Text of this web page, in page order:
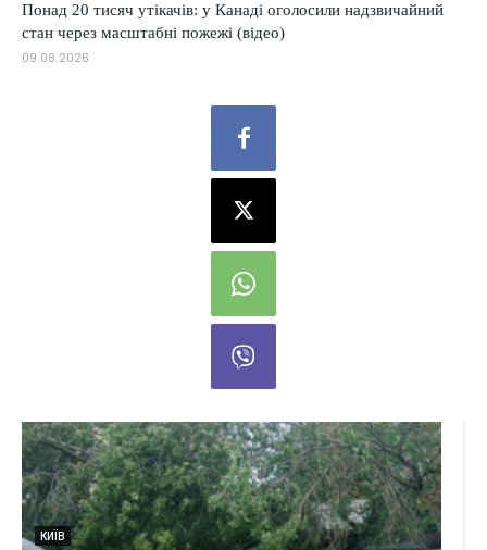
КИЇВ
Понад 20 тисяч утікачів: у Канаді оголосили надзвичайний
стан через масштабні пожежі (відео)
09.08.2026